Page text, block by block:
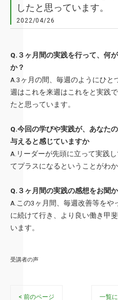
したと思っています。
2022/04/26
Q.３ヶ月間の実践を行って、何
か？
A.3ヶ月の間、毎週のようにひと
週はこれを来週はこれをと実践
たと思っています。
Q.今回の学びや実践が、あなた
与えると感じていますか
A.リーダーが先頭に立って実践
てプラスになるということがわか
Q.３ヶ月間の実践の感想をお聞
A.この3ヶ月間、毎週改善等をや
に続けて行き、より良い働き甲
います。
受講者の声
< 前のページ 一覧